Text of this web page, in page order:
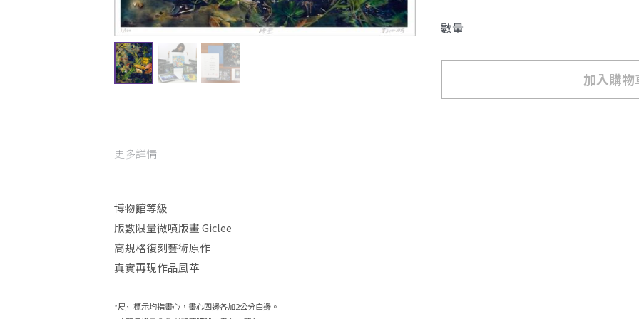
數量
加入購物
更多詳情
博物館等級
版數限量微噴版畫 Giclee
高規格復刻藝術原作
真實再現作品風華
*尺寸標示均指畫心，畫心四邊各加2公分白邊。